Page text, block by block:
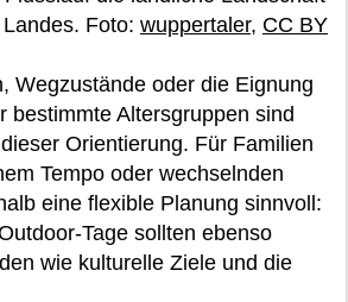
Foto: wuppertaler, CC BY
Wegzustände oder die Eignung
bestimmte Altersgruppen sind
Orientierung. Für Familien
Tempo oder wechselnden
eine flexible Planung sinnvoll:
Tage sollten ebenso
wie kulturelle Ziele und die